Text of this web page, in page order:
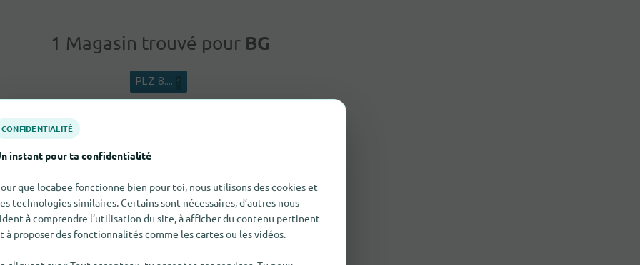
1 Magasin trouvé pourBG
PLZ 8.... 1
Musica Nova AG
CONFIDENTIALITÉ
instant pour ta confidentialité
que locabee fonctionne bien pour toi, nous utilisons des cookies et
technologies similaires. Certains sont nécessaires, d’autres nous
à comprendre l’utilisation du site, à afficher du contenu pertinent
à proposer des fonctionnalités comme les cartes ou les vidéos.